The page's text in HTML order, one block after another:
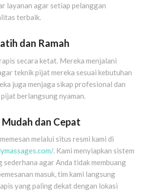
layanan agar setiap pelanggan
terbaik.
dan Ramah
secara ketat. Mereka menjalani
teknik pijat mereka sesuai kebutuhan
juga menjaga sikap profesional dan
berlangsung nyaman.
Mudah dan Cepat
melalui situs resmi kami di
. Kami menyiapkan sistem
sederhana agar Anda tidak membuang
masuk, tim kami langsung
yang paling dekat dengan lokasi